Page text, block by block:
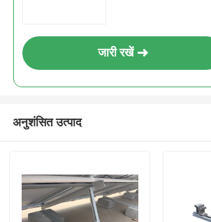
जारी रखें
अनुशंसित उत्पाद